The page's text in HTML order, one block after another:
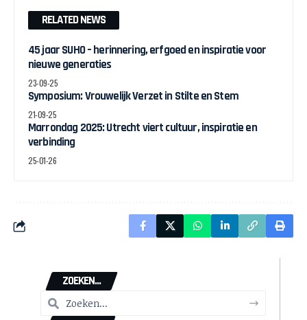
RELATED NEWS
45 jaar SUHO – herinnering, erfgoed en inspiratie voor
nieuwe generaties
23-09-25
Symposium: Vrouwelijk Verzet in Stilte en Stem
21-09-25
Marrondag 2025: Utrecht viert cultuur, inspiratie en
verbinding
25-01-26
ZOEKEN...